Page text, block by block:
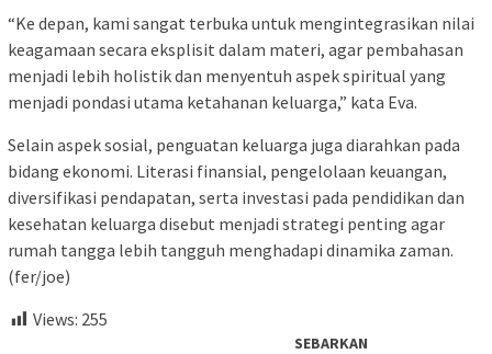
“Ke depan, kami sangat terbuka untuk mengintegrasikan nilai
keagamaan secara eksplisit dalam materi, agar pembahasan
menjadi lebih holistik dan menyentuh aspek spiritual yang
menjadi pondasi utama ketahanan keluarga,” kata Eva.
Selain aspek sosial, penguatan keluarga juga diarahkan pada
bidang ekonomi. Literasi finansial, pengelolaan keuangan,
diversifikasi pendapatan, serta investasi pada pendidikan dan
kesehatan keluarga disebut menjadi strategi penting agar
rumah tangga lebih tangguh menghadapi dinamika zaman.
(fer/joe)
Views: 255
SEBARKAN